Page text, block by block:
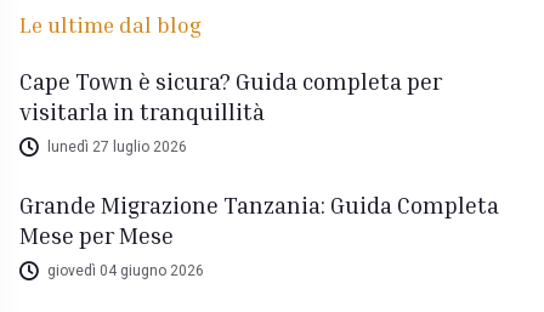
Le ultime dal blog
Cape Town è sicura? Guida completa per
visitarla in tranquillità
lunedì 27 luglio 2026
Grande Migrazione Tanzania: Guida Completa
Mese per Mese
giovedì 04 giugno 2026